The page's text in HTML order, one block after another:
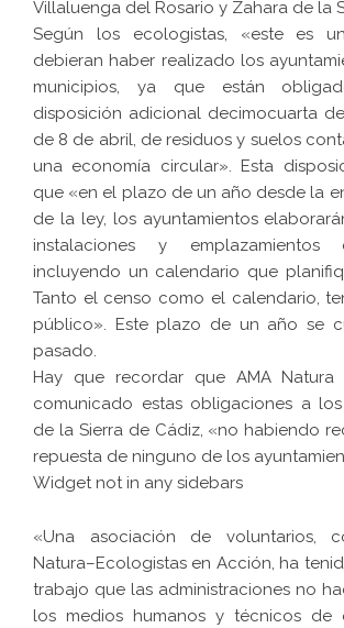
Villaluenga del Rosario y Zahara de la
Según los ecologistas, «este es
debieran haber realizado los
municipios, ya que están
disposición adicional decimocuarta
de 8 de abril, de residuos y suelos
una economía circular». Esta
que «en el plazo de un año desde la
de la ley, los ayuntamientos
instalaciones y emplazamientos
incluyendo un calendario que
Tanto el censo como el calendario,
público». Este plazo de un año se
pasado.
Hay que recordar que AMA
comunicado estas obligaciones a
de la Sierra de Cádiz, «no habiendo
repuesta de ninguno de los
Widget not in any sidebars
«Una asociación de voluntarios,
Natura–Ecologistas en Acción, ha
trabajo que las administraciones no
los medios humanos y técnicos de